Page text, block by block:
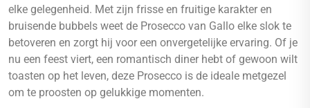
elke gelegenheid. Met zijn frisse en fruitige karakter en
bruisende bubbels weet de Prosecco van Gallo elke slok te
betoveren en zorgt hij voor een onvergetelijke ervaring. Of je
nu een feest viert, een romantisch diner hebt of gewoon wilt
toasten op het leven, deze Prosecco is de ideale metgezel
om te proosten op gelukkige momenten.